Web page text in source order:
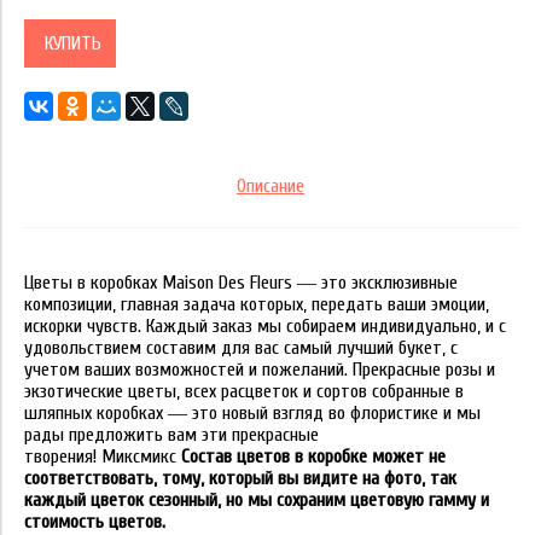
КУПИТЬ
Описание
Цветы в коробках Maison Des Fleurs ― это эксклюзивные
композиции, главная задача которых, передать ваши эмоции,
искорки чувств. Каждый заказ мы собираем индивидуально, и с
удовольствием составим для вас самый лучший букет, с
учетом ваших возможностей и пожеланий. Прекрасные розы и
экзотические цветы, всех расцветок и сортов собранные в
шляпных коробках ― это новый взгляд во флористике и мы
рады предложить вам эти прекрасные
творения! Миксмикс Состав цветов в коробке может не
соответствовать, тому, который вы видите на фото, так
каждый цветок сезонный, но мы сохраним цветовую гамму и
стоимость цветов.